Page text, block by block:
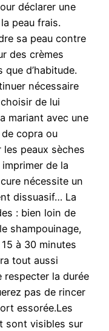
déclarer une
peau frais.
sa peau contre
des crèmes
d’habitude.
nécessaire
de lui
mariant avec une
de copra ou
les peaux sèches
de la
nécessite un
dissuasif… La
: bien loin de
shampouinage,
à 30 minutes
tout aussi
respecter la durée
pas de rincer
essorée.Les
sont visibles sur